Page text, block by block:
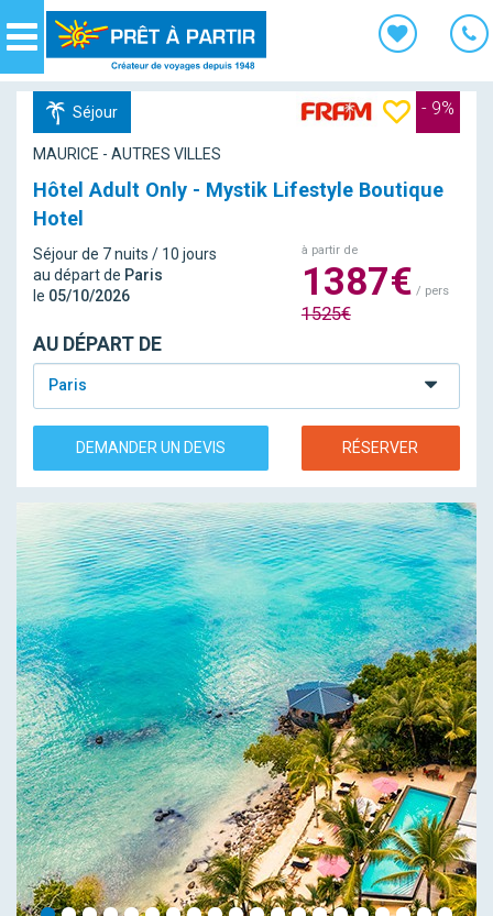
Navigation
Séjour - 9%
MAURICE - AUTRES VILLES
Hôtel Adult Only - Mystik Lifestyle Boutique
Hotel
Séjour de 7 nuits / 10 jours
au départ de Paris
le 05/10/2026
à partir de
1387€ / pers
1525€
AU DÉPART DE
Paris
DEMANDER UN DEVIS RÉSERVER
Panneau de gestion des cookies